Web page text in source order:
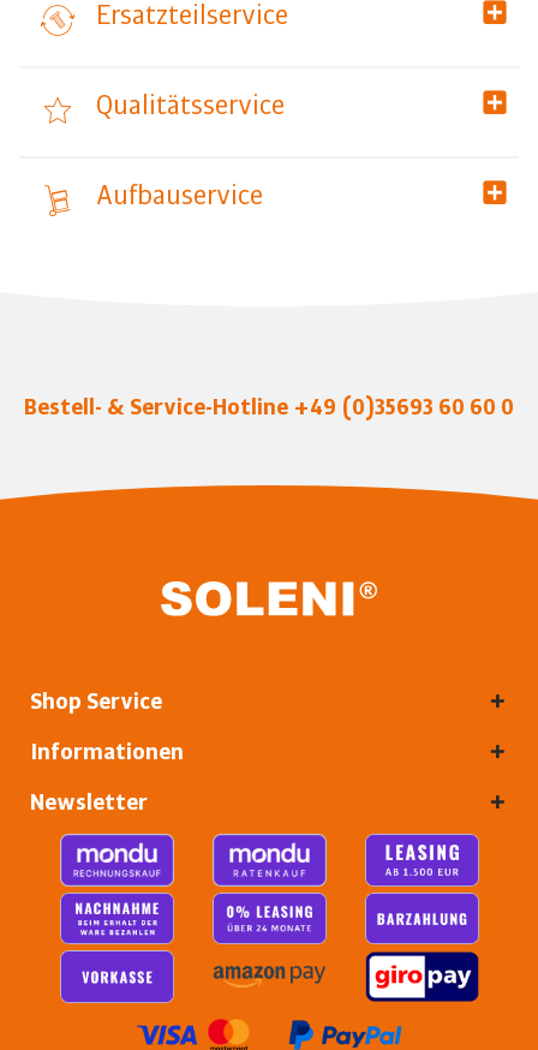
Ersatzteilservice
Qualitätsservice
Aufbauservice
Bestell- & Service-Hotline +49 (0)35693 60 60 0
Shop Service
Informationen
Newsletter